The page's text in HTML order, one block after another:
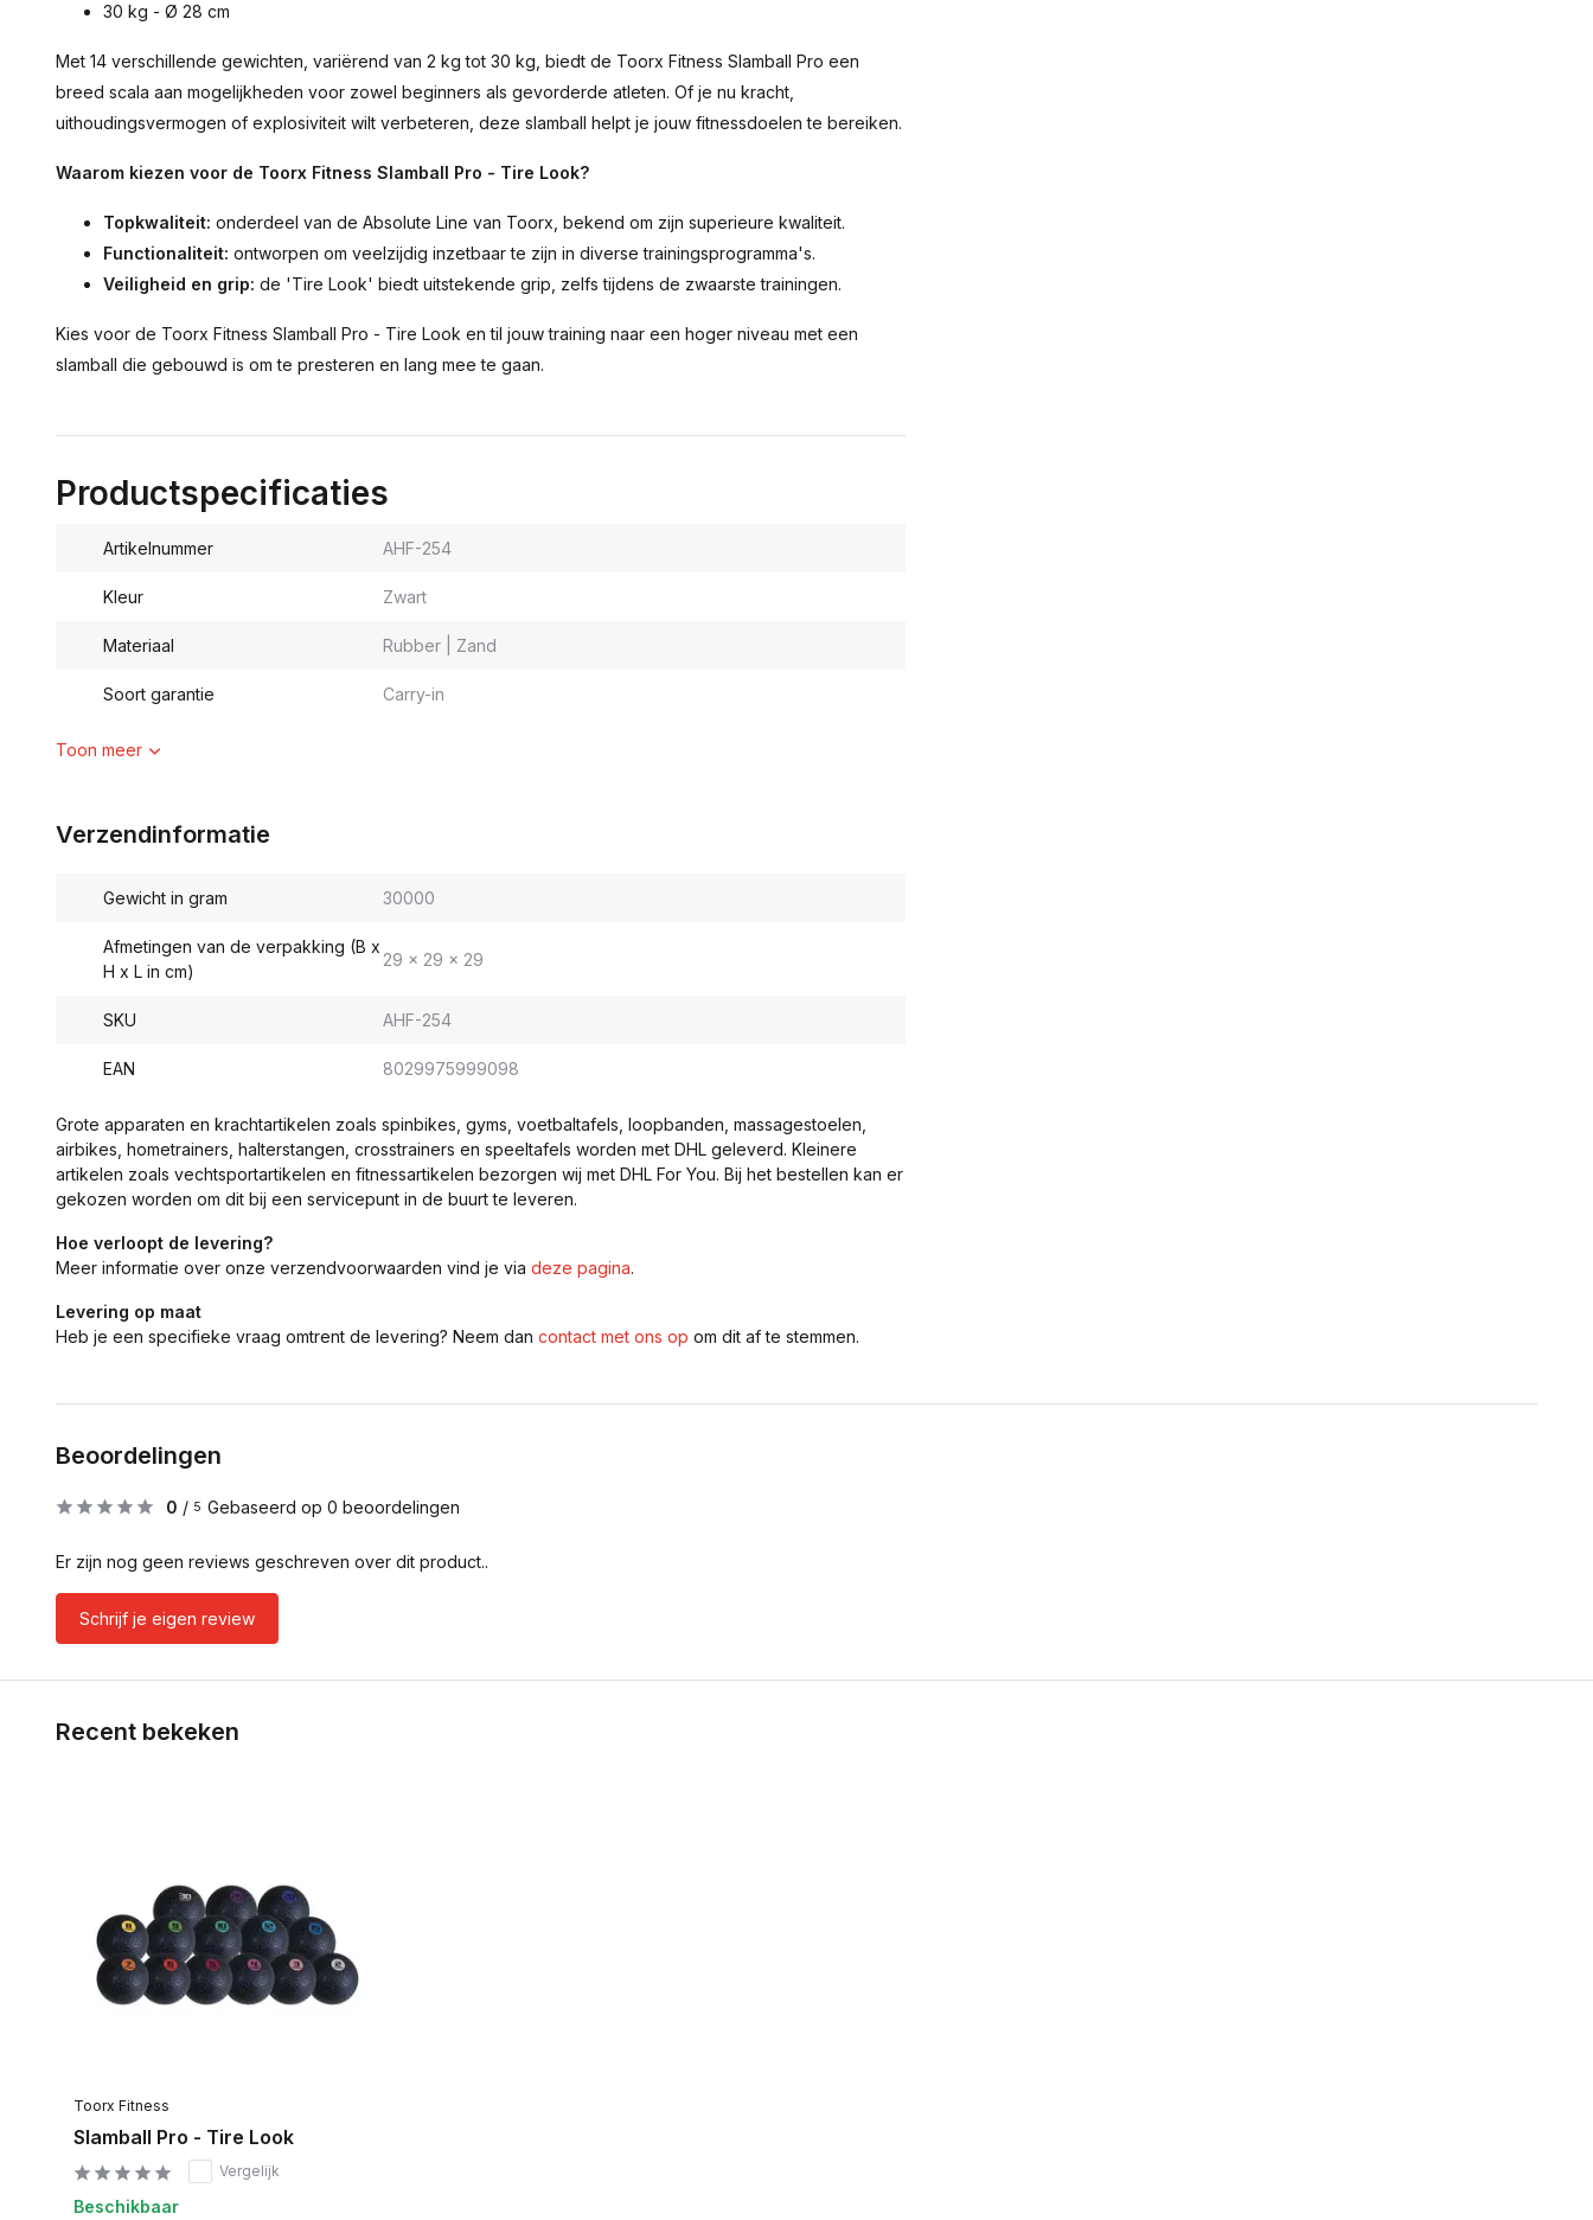
30 kg - Ø 28 cm
Met 14 verschillende gewichten, variërend van 2 kg tot 30 kg, biedt de Toorx Fitness Slamball Pro een
breed scala aan mogelijkheden voor zowel beginners als gevorderde atleten. Of je nu kracht,
uithoudingsvermogen of explosiviteit wilt verbeteren, deze slamball helpt je jouw fitnessdoelen te bereiken.
Waarom kiezen voor de Toorx Fitness Slamball Pro - Tire Look?
Topkwaliteit: onderdeel van de Absolute Line van Toorx, bekend om zijn superieure kwaliteit.
Functionaliteit: ontworpen om veelzijdig inzetbaar te zijn in diverse trainingsprogramma's.
Veiligheid en grip: de 'Tire Look' biedt uitstekende grip, zelfs tijdens de zwaarste trainingen.
Kies voor de Toorx Fitness Slamball Pro - Tire Look en til jouw training naar een hoger niveau met een
slamball die gebouwd is om te presteren en lang mee te gaan.
Productspecificaties
Artikelnummer AHF-254
Kleur Zwart
Materiaal Rubber | Zand
Soort garantie Carry-in
Toon meer
Verzendinformatie
Gewicht in gram 30000
Afmetingen van de verpakking (B x
H x L in cm)
29 x 29 x 29
SKU AHF-254
EAN 8029975999098
Grote apparaten en krachtartikelen zoals spinbikes, gyms, voetbaltafels, loopbanden, massagestoelen,
airbikes, hometrainers, halterstangen, crosstrainers en speeltafels worden met DHL geleverd. Kleinere
artikelen zoals vechtsportartikelen en fitnessartikelen bezorgen wij met DHL For You. Bij het bestellen kan er
gekozen worden om dit bij een servicepunt in de buurt te leveren.
Hoe verloopt de levering?
Meer informatie over onze verzendvoorwaarden vind je via deze pagina.
Levering op maat
Heb je een specifieke vraag omtrent de levering? Neem dan contact met ons op om dit af te stemmen.
Beoordelingen
0 / 5 Gebaseerd op 0 beoordelingen
Er zijn nog geen reviews geschreven over dit product..
Schrijf je eigen review
Recent bekeken
Toorx Fitness
Slamball Pro - Tire Look
Vergelijk
Beschikbaar